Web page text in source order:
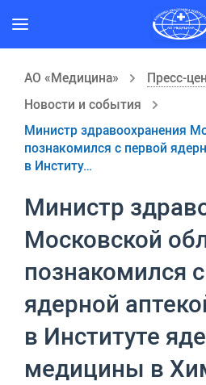
АО «Медицина»
Пресс-
Новости и события
Министр здравоохранения
познакомился с первой
в Институ…
Министр
Московской
познакомился
ядерной
в Институте
медицины в